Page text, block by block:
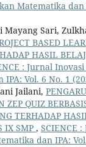
Matematika dan
Mayang Sari,
BASED
HASIL
: Jurnal
Vol. 6 No. 1
Jailani,
ZEP QUIZ
TERHADAP
IX SMP , SCIENCE
dan IPA: